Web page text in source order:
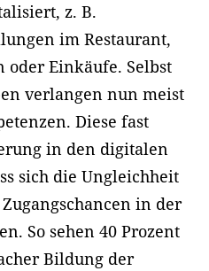
z. B.
im Restaurant,
Einkäufe. Selbst
verlangen nun meist
Diese fast
in den digitalen
sich die Ungleichheit
in der
So sehen 40 Prozent
Bildung der